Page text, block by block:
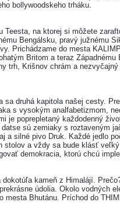
bollywoodskeho trháku.
Teesta, na ktorej si môžete
Bengálsku, pravý južnému
Prichádzame do mesta
Britom a teraz
trh, Krišnov chrám a
druhá kapitola našej cesty.
s vysokým analfabetizmom,
je poprepletaný každodenný
sú zemiaky s roztaveným
a silné pivo Druk. Každé jedlo
stolov a vždy sa bude klásť
demokracia, ktorú chcú
kameň z Himalájí.
údolia. Okolo vodných
mesta Bhutánu. Príchod do